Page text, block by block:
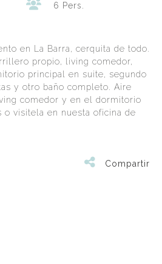
6 Pers.
en La Barra, cerquita de todo.
propio, living comedor,
principal en suite, segundo
y otro baño completo. Aire
comedor y en el dormitorio
o visitela en nuesta oficina de
Compartir